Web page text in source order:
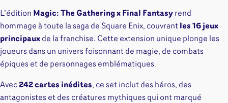
L’édition Magic: The Gathering x Final Fantasy rend
hommage à toute la saga de Square Enix, couvrant les 16 jeux
principaux de la franchise. Cette extension unique plonge les
joueurs dans un univers foisonnant de magie, de combats
épiques et de personnages emblématiques.
Avec242 cartes inédites, ce set inclut des héros, des
antagonistes et des créatures mythiques qui ont marqué